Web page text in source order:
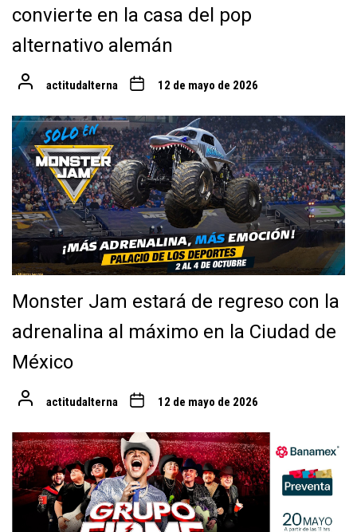
convierte en la casa del pop
alternativo alemán
actitudalterna 12 de mayo de 2026
Monster Jam estará de regreso con la
adrenalina al máximo en la Ciudad de
México
actitudalterna 12 de mayo de 2026